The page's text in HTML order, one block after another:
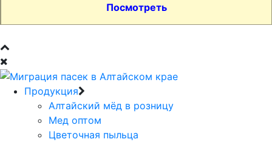
Посмотреть
Продукция
Алтайский мёд в розницу
Мед оптом
Цветочная пыльца